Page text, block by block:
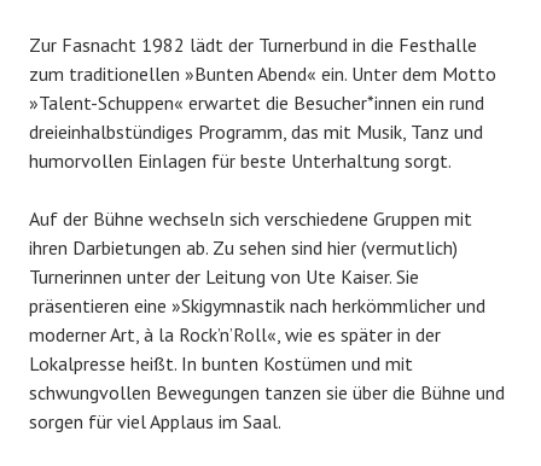
Zur Fasnacht 1982 lädt der Turnerbund in die Festhalle
zum traditionellen »Bunten Abend« ein. Unter dem Motto
»Talent-Schuppen« erwartet die Besucher*innen ein rund
dreieinhalbstündiges Programm, das mit Musik, Tanz und
humorvollen Einlagen für beste Unterhaltung sorgt.
Auf der Bühne wechseln sich verschiedene Gruppen mit
ihren Darbietungen ab. Zu sehen sind hier (vermutlich)
Turnerinnen unter der Leitung von Ute Kaiser. Sie
präsentieren eine »Skigymnastik nach herkömmlicher und
moderner Art, à la Rock’n’Roll«, wie es später in der
Lokalpresse heißt. In bunten Kostümen und mit
schwungvollen Bewegungen tanzen sie über die Bühne und
sorgen für viel Applaus im Saal.